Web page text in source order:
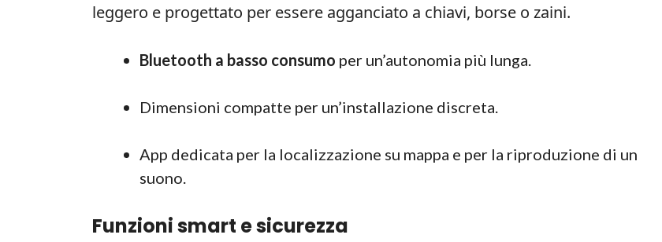
leggero e progettato per essere agganciato a chiavi, borse o zaini.
Bluetooth a basso consumo per un’autonomia più lunga.
Dimensioni compatte per un’installazione discreta.
App dedicata per la localizzazione su mappa e per la riproduzione di un
suono.
Funzioni smart e sicurezza